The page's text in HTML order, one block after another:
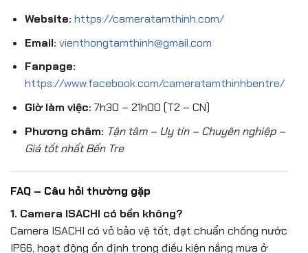
Website: https://cameratamthinh.com/
Email: vienthongtamthinh@gmail.com
Fanpage:
https://www.facebook.com/cameratamthinhbentre/
Giờ làm việc: 7h30 – 21h00 (T2 – CN)
Phương châm: Tận tâm – Uy tín – Chuyên nghiệp –
Giá tốt nhất Bến Tre
FAQ – Câu hỏi thường gặp
1. Camera ISACHI có bền không?
Camera ISACHI có vỏ bảo vệ tốt, đạt chuẩn chống nước
IP66, hoạt động ổn định trong điều kiện nắng mưa ở